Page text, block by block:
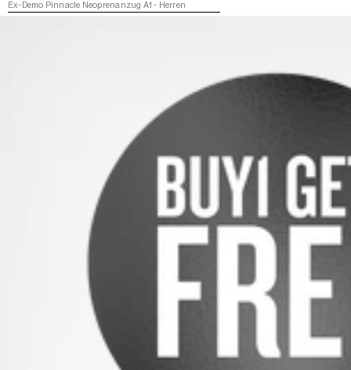
Ex-Demo Pinnacle Neoprenanzug A1 - Herren
WEITER ZU DEN PRODUKTINFORMATIONEN